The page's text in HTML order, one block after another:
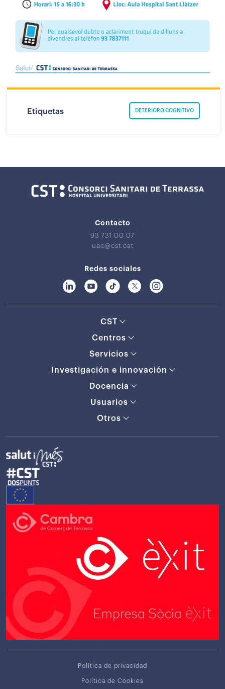
Etiquetas DETERIORO COGNITIVO
Contacto
93 731 00 07
uac@cst.cat
Redes sociales
CST
Centros
Servicios
Investigación e innovación
Docencia
Usuarios
Otros
Política de privacidad
Política de Cookies